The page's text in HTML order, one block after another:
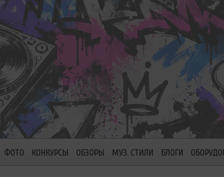
ФОТО КОНКУРСЫ ОБЗОРЫ МУЗ. СТИЛИ БЛОГИ